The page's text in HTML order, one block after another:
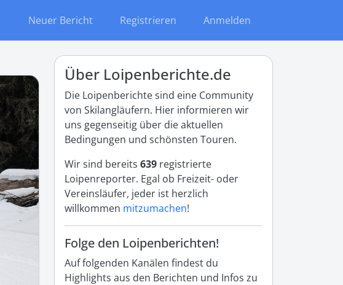
Neuer Bericht Registrieren Anmelden
Über Loipenberichte.de
Die Loipenberichte sind eine Community
von Skilangläufern. Hier informieren wir
uns gegenseitig über die aktuellen
Bedingungen und schönsten Touren.
Wir sind bereits 639 registrierte
Loipenreporter. Egal ob Freizeit- oder
Vereinsläufer, jeder ist herzlich
willkommen mitzumachen!
Folge den Loipenberichten!
Auf folgenden Kanälen findest du
Highlights aus den Berichten und Infos zu